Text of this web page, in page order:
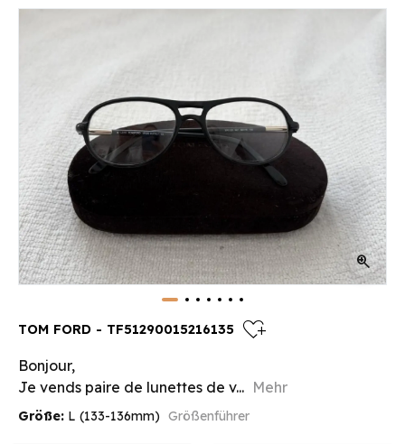
zoom_in
TOM FORD - TF51290015216135 heart_plus
Bonjour,
Je vends paire de lunettes de v... Mehr
Größe: L (133-136mm) Größenführer